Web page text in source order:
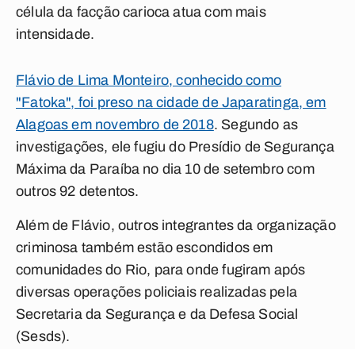
célula da facção carioca atua com mais
intensidade.
Flávio de Lima Monteiro, conhecido como
"Fatoka", foi preso na cidade de Japaratinga, em
Alagoas em novembro de 2018. Segundo as
investigações, ele fugiu do Presídio de Segurança
Máxima da Paraíba no dia 10 de setembro com
outros 92 detentos.
Além de Flávio, outros integrantes da organização
criminosa também estão escondidos em
comunidades do Rio, para onde fugiram após
diversas operações policiais realizadas pela
Secretaria da Segurança e da Defesa Social
(Sesds).